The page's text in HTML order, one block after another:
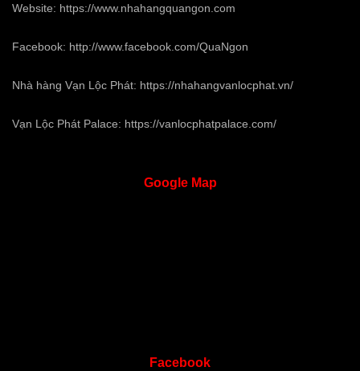
Website: https://www.nhahangquangon.com
Facebook: http://www.facebook.com/QuaNgon
Nhà hàng Vạn Lộc Phát: https://nhahangvanlocphat.vn/
Vạn Lộc Phát Palace: https://vanlocphatpalace.com/
GoogleMap
Facebook